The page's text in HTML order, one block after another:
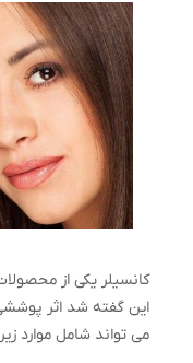
کانسیلر یکی از
این گفته شد اثر پوششی
می تواند شامل موارد